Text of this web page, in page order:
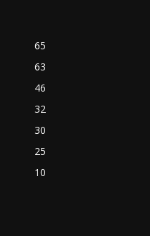
65
63
46
32
30
25
10